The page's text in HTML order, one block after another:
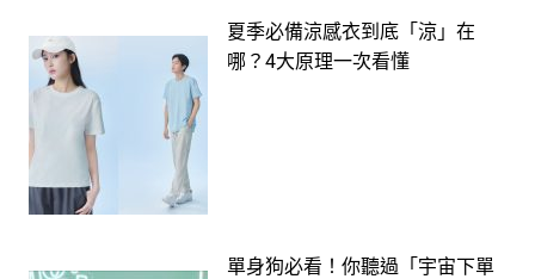
夏季必備涼感衣到底「涼」在
哪？4大原理一次看懂
單身狗必看！你聽過「宇宙下單